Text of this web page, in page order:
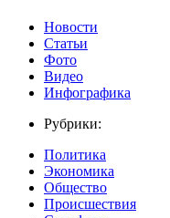
Новости
Статьи
Фото
Видео
Инфографика
Рубрики:
Политика
Экономика
Общество
Происшествия